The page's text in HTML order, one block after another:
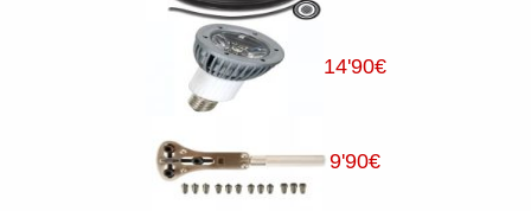
14'90€
9'90€